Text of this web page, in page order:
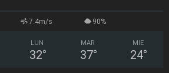
7.4m/s 90%
LUN
32°
MAR
37°
MIE
24°